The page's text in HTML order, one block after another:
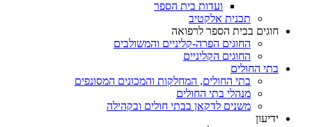
ועדות בית הספר
תכנית אלקטיב
חוגים בבית הספר לרפואה
החוגים הפרה-קליניים והמשולבים
החוגים הקליניים
בתי החולים
בתי החולים, המחלקות והמכונים המסונפים
מנהלי בתי החולים
משנים לדקאן בבתי חולים ובקהילה
ידיעון